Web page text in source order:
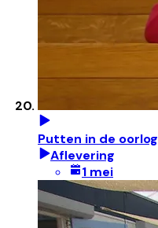
Putten in de oorlog
Aflevering
1 mei